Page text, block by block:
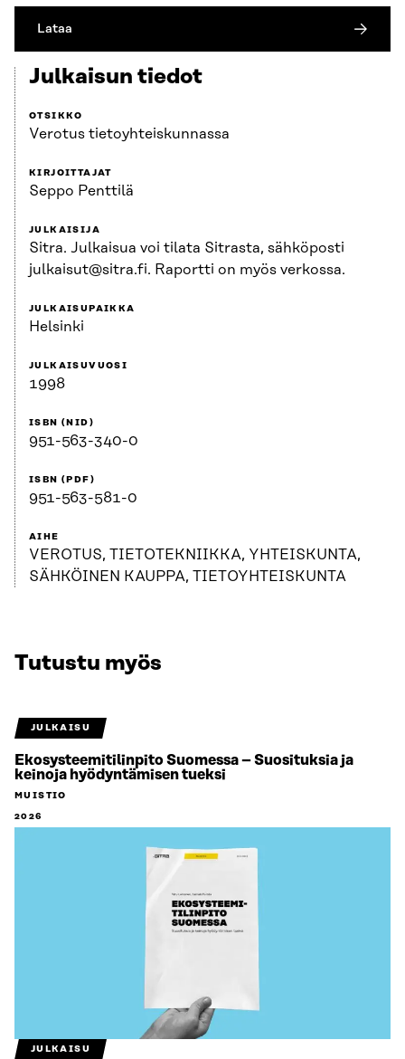
Lataa
Julkaisun tiedot
OTSIKKO
Verotus tietoyhteiskunnassa
KIRJOITTAJAT
Seppo Penttilä
JULKAISIJA
Sitra. Julkaisua voi tilata Sitrasta, sähköposti
julkaisut@sitra.fi. Raportti on myös verkossa.
JULKAISUPAIKKA
Helsinki
JULKAISUVUOSI
1998
ISBN (NID)
951-563-340-0
ISBN (PDF)
951-563-581-0
AIHE
VEROTUS, TIETOTEKNIIKKA, YHTEISKUNTA,
SÄHKÖINEN KAUPPA, TIETOYHTEISKUNTA
Tutustu myös
JULKAISU
Ekosysteemitilinpito Suomessa – Suosituksia ja
keinoja hyödyntämisen tueksi
MUISTIO
2026
JULKAISU